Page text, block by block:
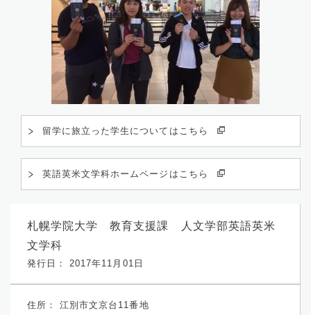
留学に旅立った学生についてはこちら
英語英米文学科ホームページはこちら
発行日： 2017年11月01日
札幌学院大学 教育支援課 人文学部英語英米
文学科
住所：
江別市文京台11番地